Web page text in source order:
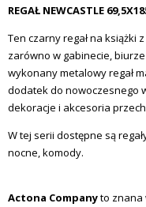
REGAŁ NEWCASTLE
Ten czarny regał na książki
zarówno w gabinecie,
wykonany metalowy regał
dodatek do nowoczesnego
dekoracje i akcesoria
W tej serii dostępne są
nocne, komody.
Actona Companyto znana